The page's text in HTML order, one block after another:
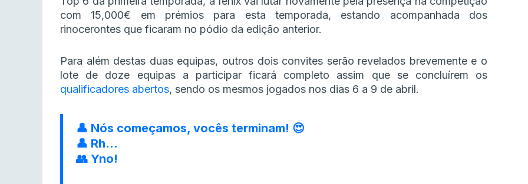
com 15,000€ em prémios para esta temporada, estando acompanhada dos
rinocerontes que ficaram no pódio da edição anterior.
Para além destas duas equipas, outros dois convites serão revelados brevemente e o
lote de doze equipas a participar ficará completo assim que se concluírem os
qualificadores abertos, sendo os mesmos jogados nos dias 6 a 9 de abril.
👤 Nós começamos, vocês terminam! 😍
👤 Rh…
👥 Yno!